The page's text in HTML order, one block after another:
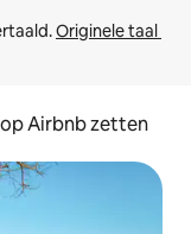
Originele taal
Airbnb zetten